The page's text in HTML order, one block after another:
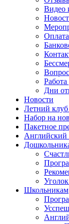
Видео
Работа
Дни
Новости
Летний
Набор на
Пакетное
Английский
Школьникам